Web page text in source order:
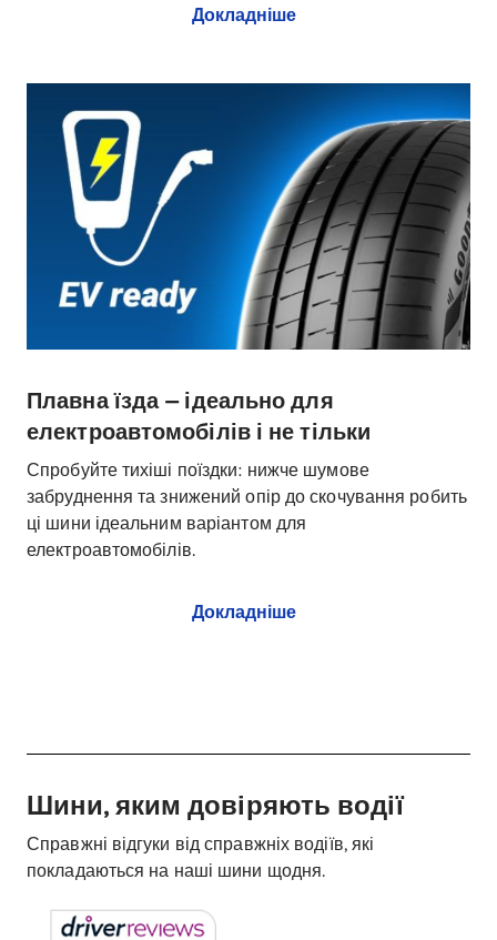
Докладніше
Плавна їзда — ідеально для
електроавтомобілів і не тільки
Спробуйте тихіші поїздки: нижче шумове
забруднення та знижений опір до скочування робить
ці шини ідеальним варіантом для
електроавтомобілів.
Докладніше
Шини, яким довіряють водії
Справжні відгуки від справжніх водіїв, які
покладаються на наші шини щодня.